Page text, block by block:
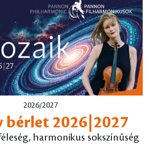
2026/2027
bérlet 2026|2027
harmonikus sokszínűség